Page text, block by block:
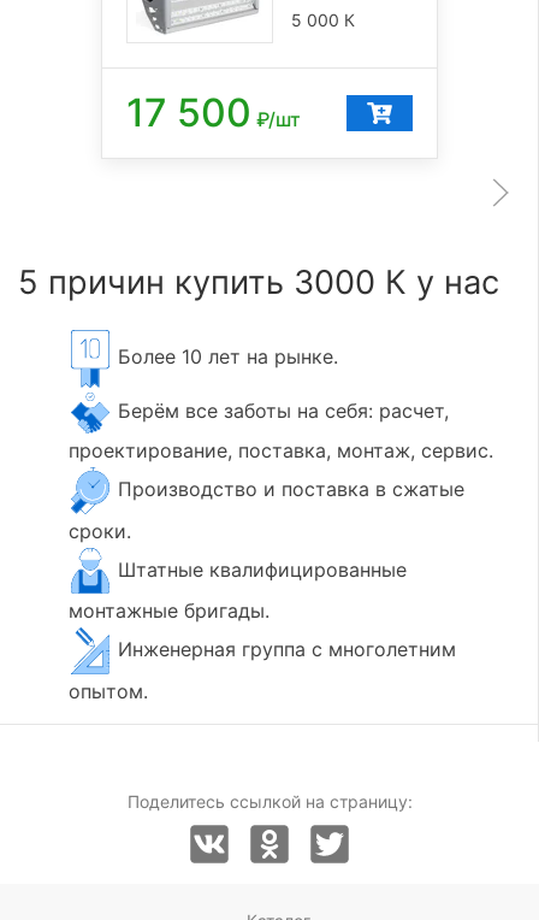
5 000 К
17 500 ₽/шт
5 причин купить 3000 К у нас
Более 10 лет на рынке.
Берём все заботы на себя: расчет,
проектирование, поставка, монтаж, сервис.
Производство и поставка в сжатые
сроки.
Штатные квалифицированные
монтажные бригады.
Инженерная группа с многолетним
опытом.
Поделитесь ссылкой на страницу: